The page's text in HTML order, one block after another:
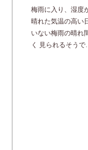
梅雨に入り、湿度
晴れた気温の高い
いない梅雨の晴れ
く 見られるそう